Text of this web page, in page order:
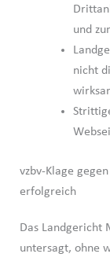
und
nicht
vzbv-Klage
erfolgreich
Das Landgericht
untersagt, ohne